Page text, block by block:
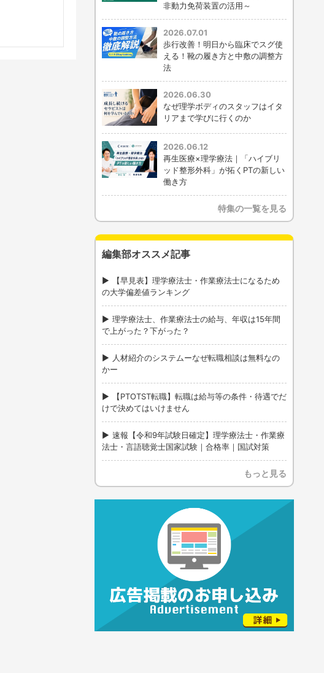
非動力免荷装置の活用～
2026.07.01
歩行改善！明日から臨床でスグ使
える！靴の履き方と中敷の調整方
法
2026.06.30
なぜ理学ボディのスタッフはイタ
リアまで学びに行くのか
2026.06.12
再生医療×理学療法｜「ハイブリ
ッド整形外科」が拓くPTの新しい
働き方
特集の一覧を見る
編集部オススメ記事
【早見表】理学療法士・作業療法士になるため
の大学偏差値ランキング
理学療法士、作業療法士の給与、年収は15年間
で上がった？下がった？
人材紹介のシステムーなぜ転職相談は無料なの
かー
【PTOTST転職】転職は給与等の条件・待遇でだ
けで決めてはいけません
速報【令和9年試験日確定】理学療法士・作業療
法士・言語聴覚士国家試験｜合格率｜国試対策
もっと見る